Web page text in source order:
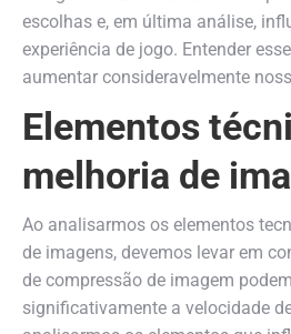
escolhas e, em última análise,
experiência de jogo. Entender
aumentar consideravelmente
Elementos
melhoria de
Ao analisarmos os elementos
de imagens, devemos levar em
de compressão de imagem
significativamente a velocidade